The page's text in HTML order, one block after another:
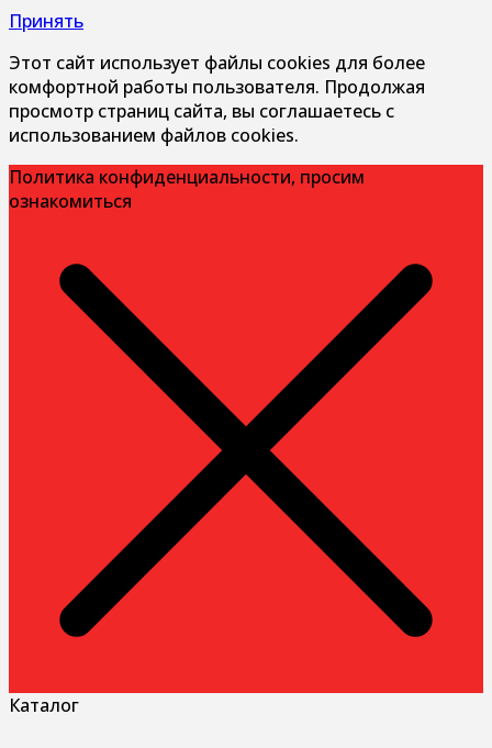
Принять
Этот сайт использует файлы cookies для более
комфортной работы пользователя. Продолжая
просмотр страниц сайта, вы соглашаетесь с
использованием файлов cookies.
Политика конфиденциальности, просим
ознакомиться
Каталог